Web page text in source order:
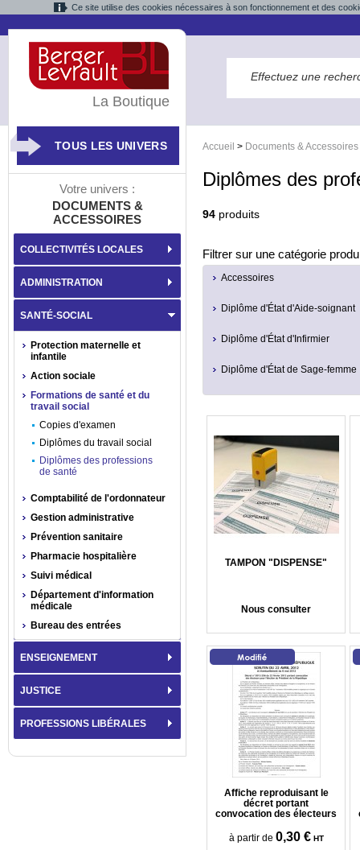
Ce site utilise des cookies nécessaires à son fonctionnement et des
Accueil > Documents & Accessoires
Diplômes des
94 produits
Filtrer sur une catégorie
Accessoires
Diplôme d'État d'Aide-soignant
Diplôme d'État d'Infirmier
Diplôme d'État de Sage-femme
TAMPON "DISPENSE"
Nous consulter
Affiche reproduisant le
décret portant
convocation des électeurs
à partir de 0,30 € HT
La Boutique
TOUS LES UNIVERS
Votre univers :
DOCUMENTS &
ACCESSOIRES
COLLECTIVITÉS LOCALES
ADMINISTRATION
SANTÉ-SOCIAL
Protection maternelle et
infantile
Action sociale
Formations de santé et du
travail social
Copies d'examen
Diplômes du travail social
Diplômes des professions
de santé
Comptabilité de l'ordonnateur
Gestion administrative
Prévention sanitaire
Pharmacie hospitalière
Suivi médical
Département d'information
médicale
Bureau des entrées
ENSEIGNEMENT
JUSTICE
PROFESSIONS LIBÉRALES